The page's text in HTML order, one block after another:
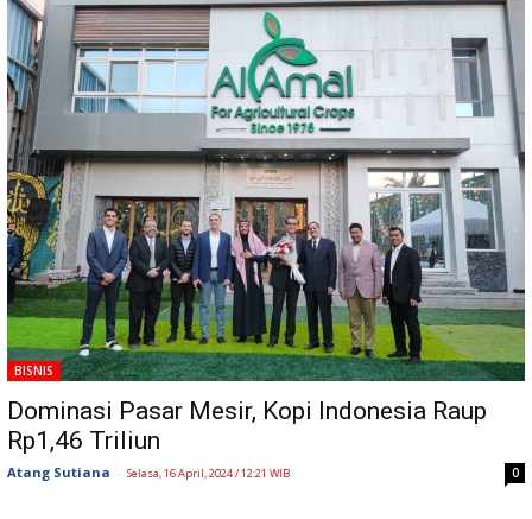
BISNIS
Dominasi Pasar Mesir, Kopi Indonesia Raup
Rp1,46 Triliun
Atang Sutiana - Selasa, 16 April, 2024 / 12:21 WIB 0